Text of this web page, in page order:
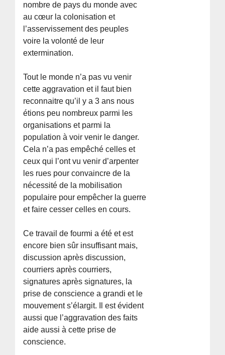
nombre de pays du monde avec
au cœur la colonisation et
l’asservissement des peuples
voire la volonté de leur
extermination.
Tout le monde n’a pas vu venir
cette aggravation et il faut bien
reconnaitre qu’il y a 3 ans nous
étions peu nombreux parmi les
organisations et parmi la
population à voir venir le danger.
Cela n’a pas empêché celles et
ceux qui l’ont vu venir d’arpenter
les rues pour convaincre de la
nécessité de la mobilisation
populaire pour empêcher la guerre
et faire cesser celles en cours.
Ce travail de fourmi a été et est
encore bien sûr insuffisant mais,
discussion après discussion,
courriers après courriers,
signatures après signatures, la
prise de conscience a grandi et le
mouvement s’élargit. Il est évident
aussi que l’aggravation des faits
aide aussi à cette prise de
conscience.